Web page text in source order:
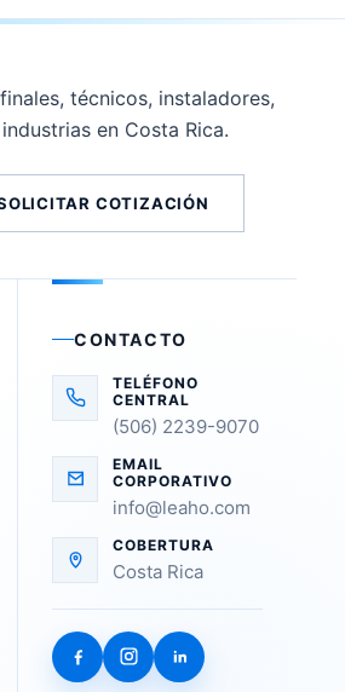
técnicos, instaladores,
en Costa Rica.
COTIZACIÓN
CONTACTO
TELÉFONO
CENTRAL
(506) 2239-9070
EMAIL
CORPORATIVO
info@leaho.com
COBERTURA
Costa Rica